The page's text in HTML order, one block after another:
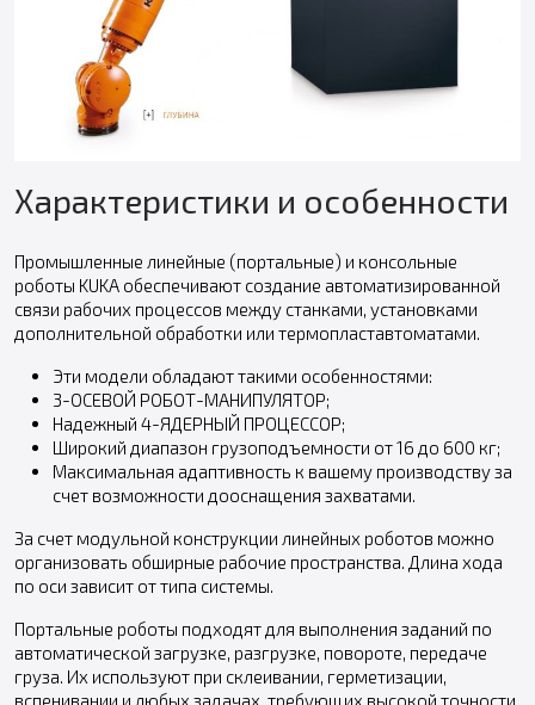
Характеристики и особенности
Промышленные линейные (портальные) и консольные
роботы KUKA обеспечивают создание автоматизированной
связи рабочих процессов между станками, установками
дополнительной обработки или термопластавтоматами.
Эти модели обладают такими особенностями:
3-ОСЕВОЙ РОБОТ-МАНИПУЛЯТОР;
Надежный 4-ЯДЕРНЫЙ ПРОЦЕССОР;
Широкий диапазон грузоподъемности от 16 до 600 кг;
Максимальная адаптивность к вашему производству за
счет возможности дооснащения захватами.
За счет модульной конструкции линейных роботов можно
организовать обширные рабочие пространства. Длина хода
по оси зависит от типа системы.
Портальные роботы подходят для выполнения заданий по
автоматической загрузке, разгрузке, повороте, передаче
груза. Их используют при склеивании, герметизации,
вспенивании и любых задачах, требующих высокой точности.